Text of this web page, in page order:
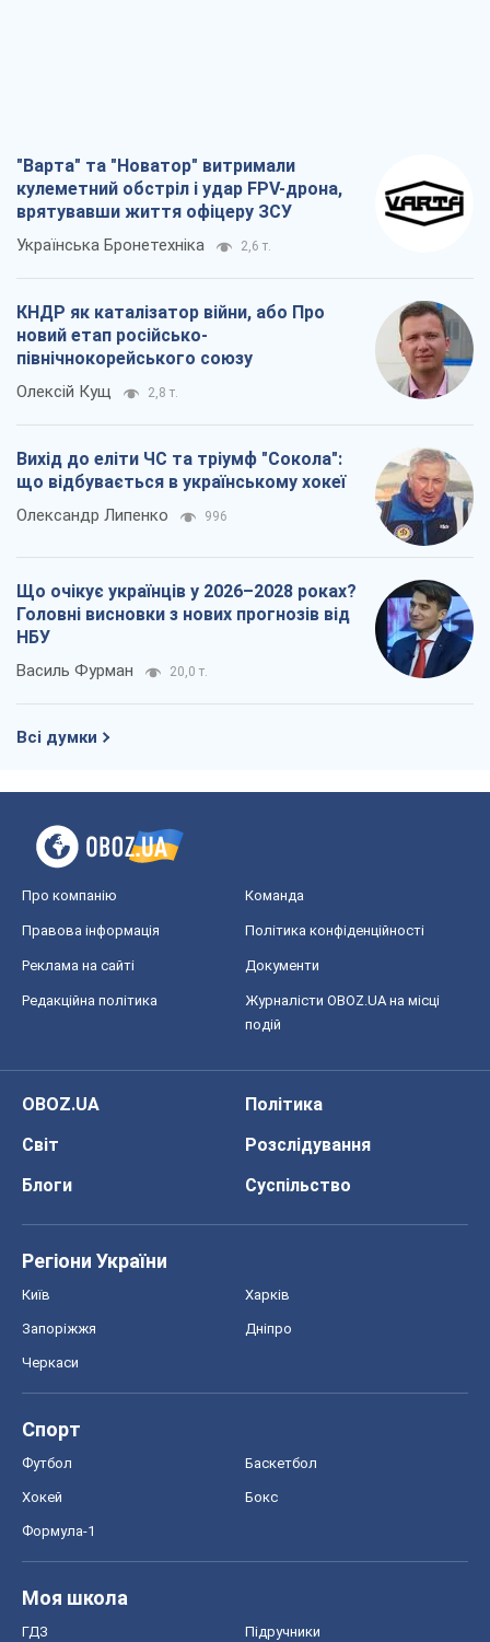
"Варта" та "Новатор" витримали
кулеметний обстріл і удар FPV-дрона,
врятувавши життя офіцеру ЗСУ
Українська Бронетехніка 2,6 т.
КНДР як каталізатор війни, або Про
новий етап російсько-
північнокорейського союзу
Олексій Кущ 2,8 т.
Вихід до еліти ЧС та тріумф "Сокола":
що відбувається в українському хокеї
Олександр Липенко 996
Що очікує українців у 2026–2028 роках?
Головні висновки з нових прогнозів від
НБУ
Василь Фурман 20,0 т.
Всі думки
Про компанію Команда
Правова інформація Політика конфіденційності
Реклама на сайті Документи
Редакційна політика
Журналісти OBOZ.UA на місці
подій
OBOZ.UA
Політика
Світ
Розслідування
Блоги
Суспільство
Регіони України
Київ Харків
Запоріжжя Дніпро
Черкаси
Спорт
Футбол Баскетбол
Хокей Бокс
Формула-1
Моя школа
ГДЗ Підручники